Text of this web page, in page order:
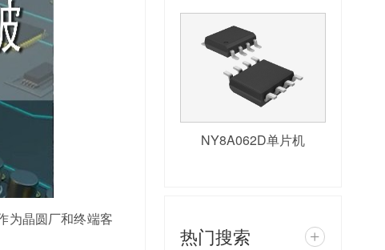
为晶圆厂和终端客
NY8A062D单片机
热门搜索 +